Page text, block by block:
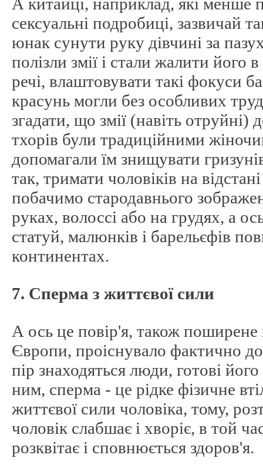
сексуальні подробиці, зазвичай
юнак сунути руку дівчині за
полізли змії і стали жалити його
речі, влаштовувати такі фокуси
красунь могли без особливих
згадати, що змії (навіть
тхорів були традиційними
допомагали їм знищувати
так, тримати чоловіків на
побачимо стародавнього
руках, волоссі або на грудях, а
статуй, малюнків і барельєфів
континентах.
7. Сперма з життєвої сили
А ось це повір'я, також поширене
Європи, проіснувало фактично
пір знаходяться люди, готові його
ним, сперма - це рідке фізичне
життєвої сили чоловіка, тому,
чоловік слабшає і хворіє, в той
розквітає і сповнюється здоров'я.